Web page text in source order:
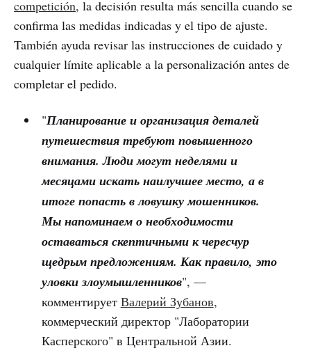
competición, la decisión resulta más sencilla cuando se
confirma las medidas indicadas y el tipo de ajuste.
También ayuda revisar las instrucciones de cuidado y
cualquier límite aplicable a la personalización antes de
completar el pedido.
"Планирование и организация деталей
путешествия требуют повышенного
внимания. Люди могут неделями и
месяцами искать наилучшее место, а в
итоге попасть в ловушку мошенников.
Мы напоминаем о необходимости
оставаться скептичными к чересчур
щедрым предложениям. Как правило, это
уловки злоумышленников", —
комментирует Валерий Зубанов,
коммерческий директор "Лаборатории
Касперского" в Центральной Азии.